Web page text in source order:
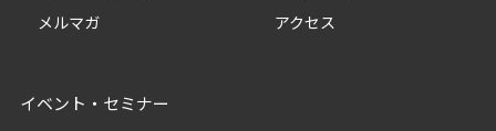
メルマガ
アクセス
イベント・セミナー